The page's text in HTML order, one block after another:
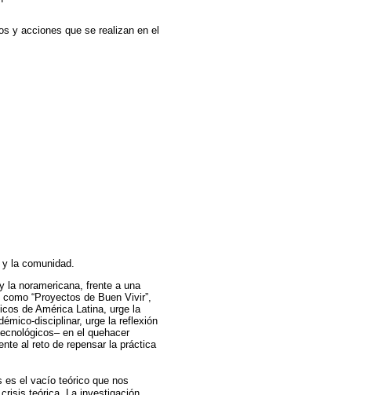
y acciones que se realizan en el
la comunidad.
la noramericana, frente a una
“Proyectos de Buen Vivir”,
de América Latina, urge la
disciplinar, urge la reflexión
en el quehacer
al reto de repensar la práctica
es el vacío teórico que nos